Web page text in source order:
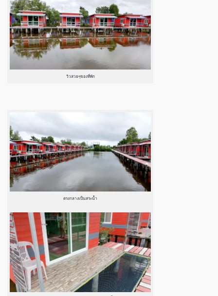
วิวสวยๆของที่พัก
ตรงกลางเป็นสระน้ำ